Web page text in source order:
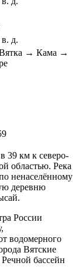
в. д.
→ Кама →
39 км к северо-
областью. Река
ненаселённому
деревню
России
водомерного
Вятские
бассейн